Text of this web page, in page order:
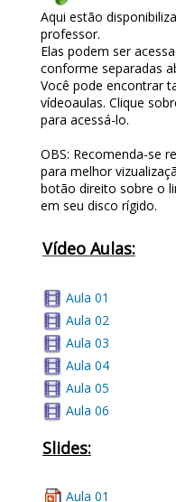
Aqui estão
professor.
Elas podem ser
conforme separadas
Você pode encontrar
vídeoaulas. Clique
para acessá-lo.
OBS: Recomenda-se
para melhor
botão direito sobre o
em seu disco rígido.
Vídeo Aulas:
Aula 01
Aula 02
Aula 03
Aula 04
Aula 05
Aula 06
Slides:
Aula 01